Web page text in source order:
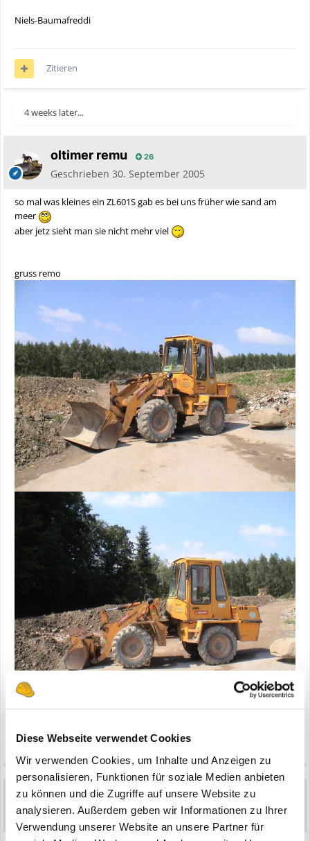
Diese Webseite verwendet Cookies
Wir verwenden Cookies, um Inhalte und Anzeigen zu
personalisieren, Funktionen für soziale Medien anbieten
zu können und die Zugriffe auf unsere Website zu
analysieren. Außerdem geben wir Informationen zu Ihrer
Verwendung unserer Website an unsere Partner für
Niels-Baumafreddi
Zitieren
4 weeks later...
oltimer remu 26
Geschrieben 30. September 2005
so mal was kleines ein ZL601S gab es bei uns früher wie sand am
meer
aber jetz sieht man sie nicht mehr viel
gruss remo
Zitieren
oltimer remu 26
Geschrieben30. September 2005